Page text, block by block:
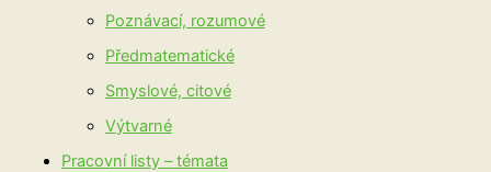
Poznávací, rozumové
Předmatematické
Smyslové, citové
Výtvarné
Pracovní listy – témata